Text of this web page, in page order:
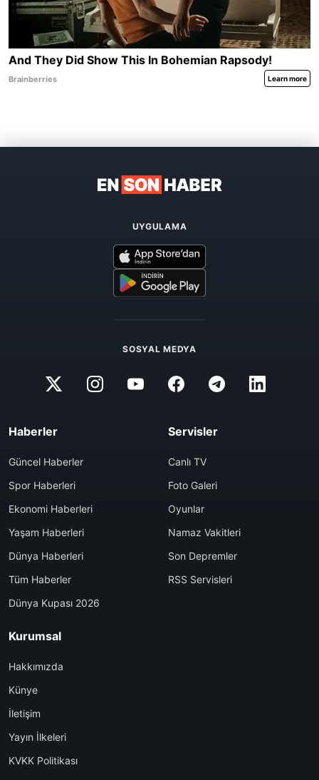
UYGULAMA
SOSYAL MEDYA
Haberler
Güncel Haberler
Spor Haberleri
Ekonomi Haberleri
Yaşam Haberleri
Dünya Haberleri
Tüm Haberler
Dünya Kupası 2026
Servisler
Canlı TV
Foto Galeri
Oyunlar
Namaz Vakitleri
Son Depremler
RSS Servisleri
Kurumsal
Hakkımızda
Künye
İletişim
Yayın İlkeleri
KVKK Politikası